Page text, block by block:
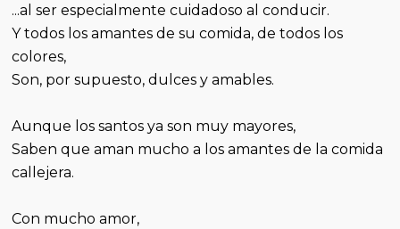
...al ser especialmente cuidadoso al conducir.
Y todos los amantes de su comida, de todos los
colores,
Son, por supuesto, dulces y amables.
Aunque los santos ya son muy mayores,
Saben que aman mucho a los amantes de la comida
callejera.
Con mucho amor,